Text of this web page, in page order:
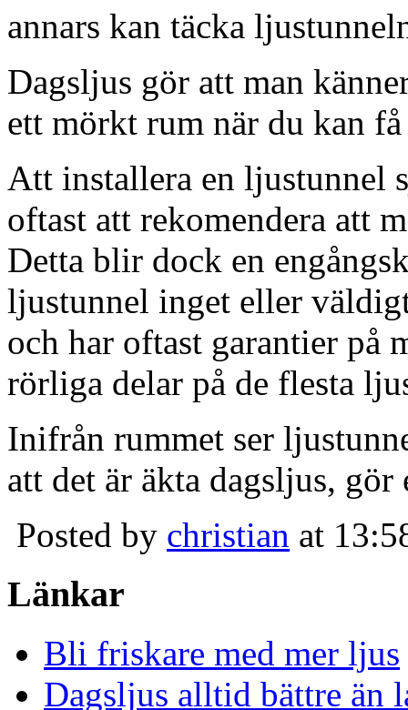
annars kan täcka
Dagsljus gör att man
ett mörkt rum när du kan
Att installera en ljustunnel
oftast att rekomendera att
Detta blir dock en
ljustunnel inget eller
och har oftast garantier på
rörliga delar på de flesta
Inifrån rummet ser
att det är äkta dagsljus,
Posted by christian at
Länkar
Bli friskare med mer ljus
Dagsljus alltid bättre än